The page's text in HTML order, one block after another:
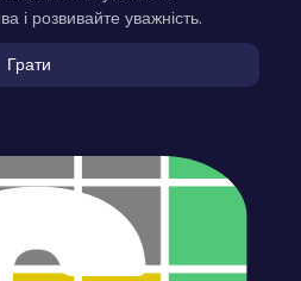
і розвивайте уважність.
Грати